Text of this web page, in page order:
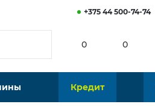
+375 44 500-74-74
0 0
Кредит